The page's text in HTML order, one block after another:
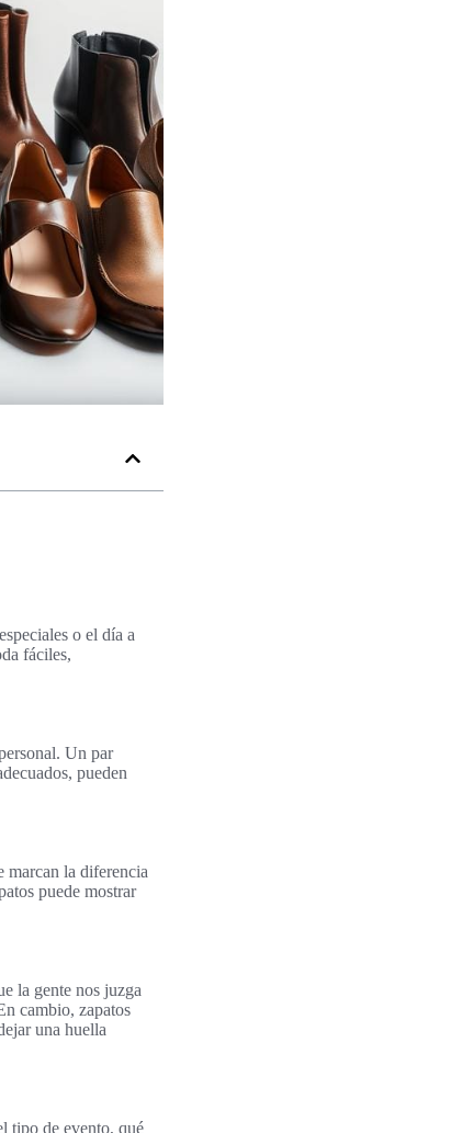
o el día a
fáciles,
Un par
pueden
marcan la diferencia
puede mostrar
la gente nos juzga
cambio, zapatos
una huella
tipo de evento, qué